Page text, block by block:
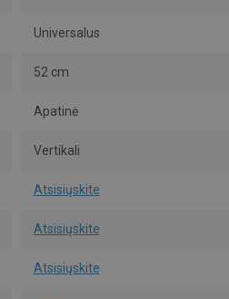
Universalus
52 cm
Apatinė
Vertikali
Atsisiųskite
Atsisiųskite
Atsisiųskite